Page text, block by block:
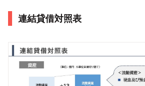
連結貸借対照表